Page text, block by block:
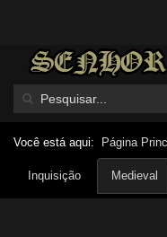
Você está aqui: Página
Inquisição Medieval